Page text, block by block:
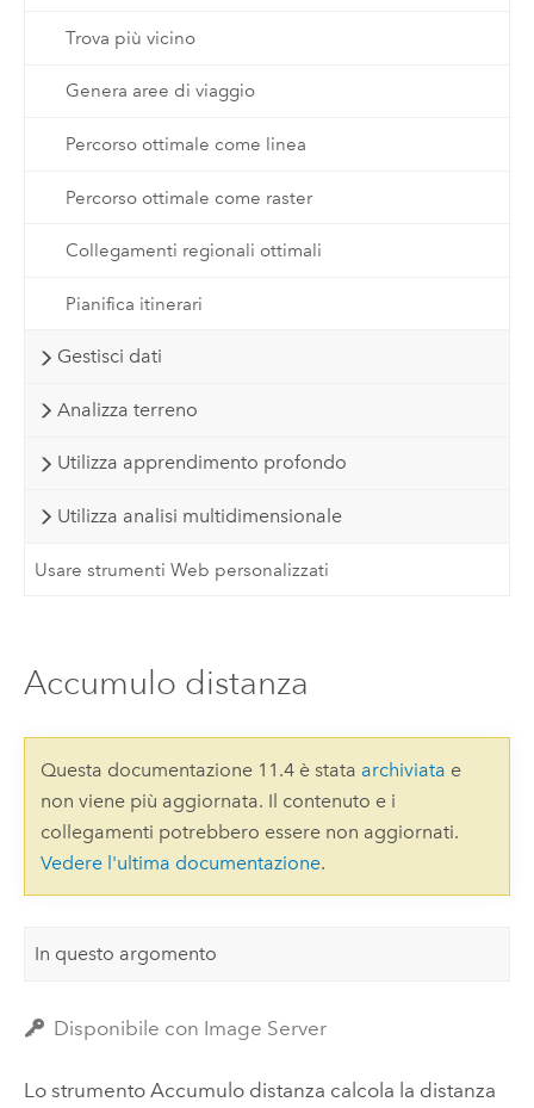
Trova più vicino
Genera aree di viaggio
Percorso ottimale come linea
Percorso ottimale come raster
Collegamenti regionali ottimali
Pianifica itinerari
Gestisci dati
Analizza terreno
Utilizza apprendimento profondo
Utilizza analisi multidimensionale
Usare strumenti Web personalizzati
Accumulo distanza
Questa documentazione 11.4 è stata archiviata e
non viene più aggiornata. Il contenuto e i
collegamenti potrebbero essere non aggiornati.
Vedere l'ultima documentazione.
In questo argomento
Disponibile con Image Server
Lo strumento Accumulo distanza calcola la distanza